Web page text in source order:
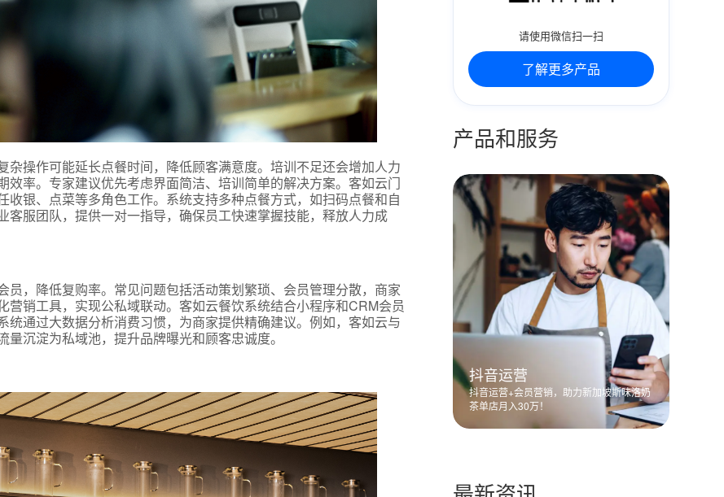
操作可能延长点餐时间，降低顾客满意度。培训不足还会增加人力
率。专家建议优先考虑界面简洁、培训简单的解决方案。客如云门
银、点菜等多角色工作。系统支持多种点餐方式，如扫码点餐和自
服团队，提供一对一指导，确保员工快速掌握技能，释放人力成
，降低复购率。常见问题包括活动策划繁琐、会员管理分散，商家
销工具，实现公私域联动。客如云餐饮系统结合小程序和CRM会员
通过大数据分析消费习惯，为商家提供精确建议。例如，客如云与
沉淀为私域池，提升品牌曝光和顾客忠诚度。
请使用微信扫一扫
了解更多产品
产品和服务
抖音运营
抖音运营+会员营销，助力新加坡斯味洛奶
茶单店月入30万！